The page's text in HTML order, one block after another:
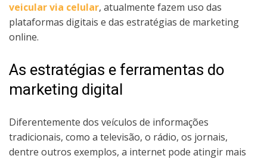
veicular via celular, atualmente fazem uso das
plataformas digitais e das estratégias de marketing
online.
As estratégias e ferramentas do
marketing digital
Diferentemente dos veículos de informações
tradicionais, como a televisão, o rádio, os jornais,
dentre outros exemplos, a internet pode atingir mais